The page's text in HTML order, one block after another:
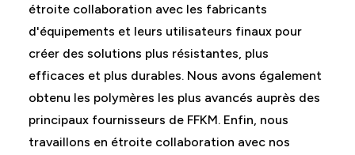
étroite collaboration avec les fabricants
d'équipements et leurs utilisateurs finaux pour
créer des solutions plus résistantes, plus
efficaces et plus durables. Nous avons également
obtenu les polymères les plus avancés auprès des
principaux fournisseurs de FFKM. Enfin, nous
travaillons en étroite collaboration avec nos